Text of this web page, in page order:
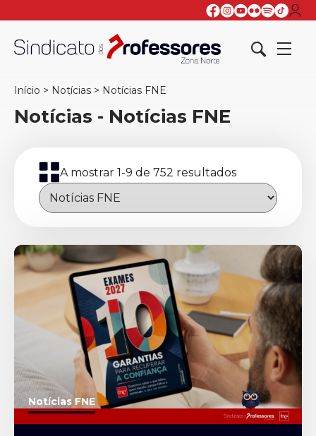
Início > Notícias > Notícias FNE
Notícias - Notícias FNE
A mostrar 1-9 de 752 resultados
Notícias FNE